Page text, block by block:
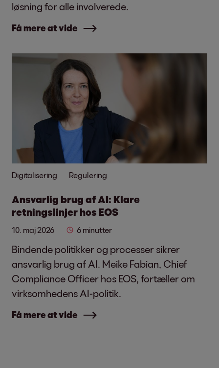
løsning for alle involverede.
Få mere at vide
Digitalisering Regulering
Ansvarlig brug af AI: Klare
retningslinjer hos EOS
10. maj 2026 6 minutter
Bindende politikker og processer sikrer
ansvarlig brug af AI. Meike Fabian, Chief
Compliance Officer hos EOS, fortæller om
virksomhedens AI-politik.
Få mere at vide